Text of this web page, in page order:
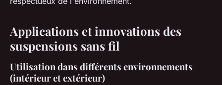
Applications et innovations des
suspensions sans fil
Utilisation dans différents environnements
(intérieur et extérieur)